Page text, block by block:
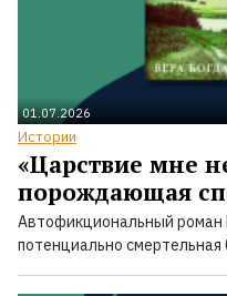
01.07.2026
Истории
«Царствие мне
порождающая
Автофикциональный роман
потенциально